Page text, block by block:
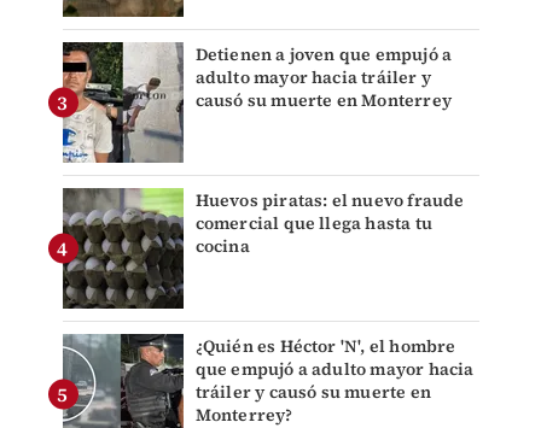
Detienen a joven que empujó a
adulto mayor hacia tráiler y
causó su muerte en Monterrey
Huevos piratas: el nuevo fraude
comercial que llega hasta tu
cocina
¿Quién es Héctor 'N', el hombre
que empujó a adulto mayor hacia
tráiler y causó su muerte en
Monterrey?